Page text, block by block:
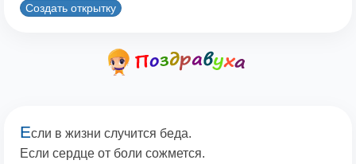
Создать открытку
Если в жизни случится беда.
Если сердце от боли сожмется.